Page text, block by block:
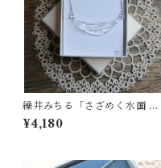
繰井みちる「さざめく水面 AQ
UA 」-クリア-
¥4,180